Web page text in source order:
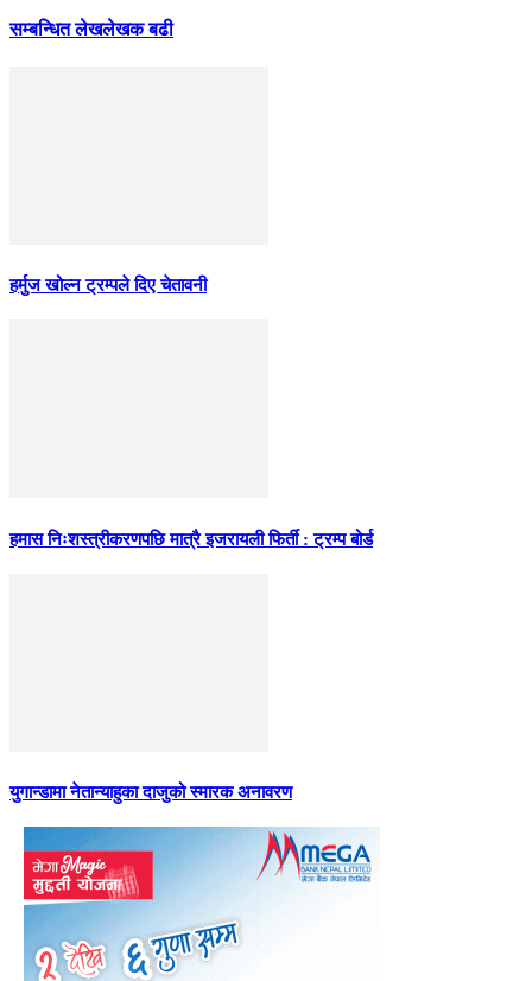
सम्बन्धित लेखलेखक बढी
हर्मुज खोल्न ट्रम्पले दिए चेतावनी
हमास निःशस्त्रीकरणपछि मात्रै इजरायली फिर्ती : ट्रम्प बोर्ड
युगान्डामा नेतान्याहुका दाजुको स्मारक अनावरण